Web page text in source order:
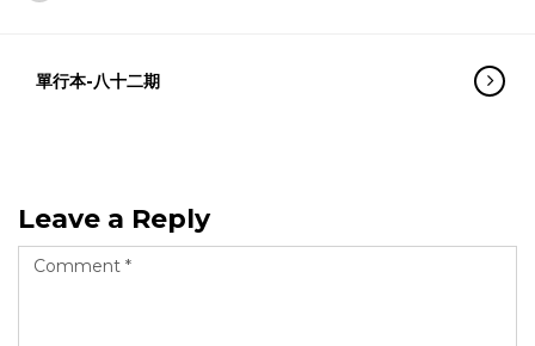
單行本-八十二期
Leave a Reply